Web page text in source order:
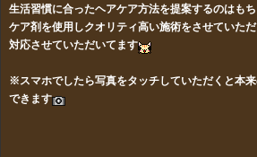
生活習慣に合ったヘアケア方法を提案するのはも
ケア剤を使用しクオリティ高い施術をさせていた
対応させていただいてます
※スマホでしたら写真をタッチしていただくと本
できます